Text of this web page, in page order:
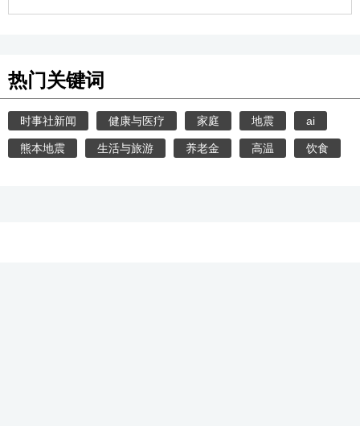
热门关键词
时事社新闻 健康与医疗 家庭 地震 ai
熊本地震 生活与旅游 养老金 高温 饮食